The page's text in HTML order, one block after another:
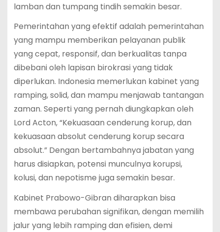
lamban dan tumpang tindih semakin besar.
Pemerintahan yang efektif adalah pemerintahan
yang mampu memberikan pelayanan publik
yang cepat, responsif, dan berkualitas tanpa
dibebani oleh lapisan birokrasi yang tidak
diperlukan. Indonesia memerlukan kabinet yang
ramping, solid, dan mampu menjawab tantangan
zaman. Seperti yang pernah diungkapkan oleh
Lord Acton, “Kekuasaan cenderung korup, dan
kekuasaan absolut cenderung korup secara
absolut.” Dengan bertambahnya jabatan yang
harus disiapkan, potensi munculnya korupsi,
kolusi, dan nepotisme juga semakin besar.
Kabinet Prabowo-Gibran diharapkan bisa
membawa perubahan signifikan, dengan memilih
jalur yang lebih ramping dan efisien, demi